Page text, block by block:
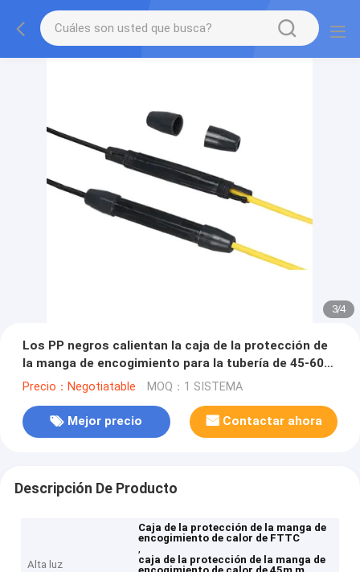
3/4
Los PP negros calientan la caja de la protección de
la manga de encogimiento para la tubería de 45-60m
m
Precio：Negotiatable MOQ：1 SISTEMA
Mejor precio Contactar ahora
Descripción De Producto
Alta luz
Caja de la protección de la manga de
encogimiento de calor de FTTC
,
caja de la protección de la manga de